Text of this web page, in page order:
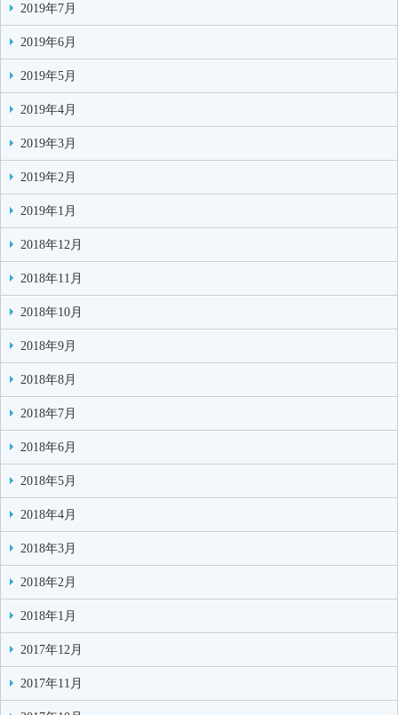
2019年7月
2019年6月
2019年5月
2019年4月
2019年3月
2019年2月
2019年1月
2018年12月
2018年11月
2018年10月
2018年9月
2018年8月
2018年7月
2018年6月
2018年5月
2018年4月
2018年3月
2018年2月
2018年1月
2017年12月
2017年11月